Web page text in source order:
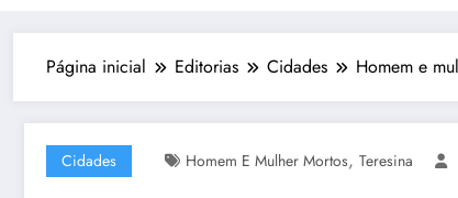
Página inicial Editorias Cidades Homem e
Cidades Homem E Mulher Mortos, Teresina